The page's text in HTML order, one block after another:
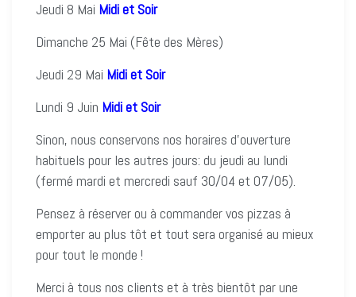
Jeudi 8 Mai Midi et Soir
Dimanche 25 Mai (Fête des Mères)
Jeudi 29 Mai Midi et Soir
Lundi 9 Juin Midi et Soir
Sinon, nous conservons nos horaires d’ouverture
habituels pour les autres jours: du jeudi au lundi
(fermé mardi et mercredi sauf 30/04 et 07/05).
Pensez à réserver ou à commander vos pizzas à
emporter au plus tôt et tout sera organisé au mieux
pour tout le monde !
Merci à tous nos clients et à très bientôt par une